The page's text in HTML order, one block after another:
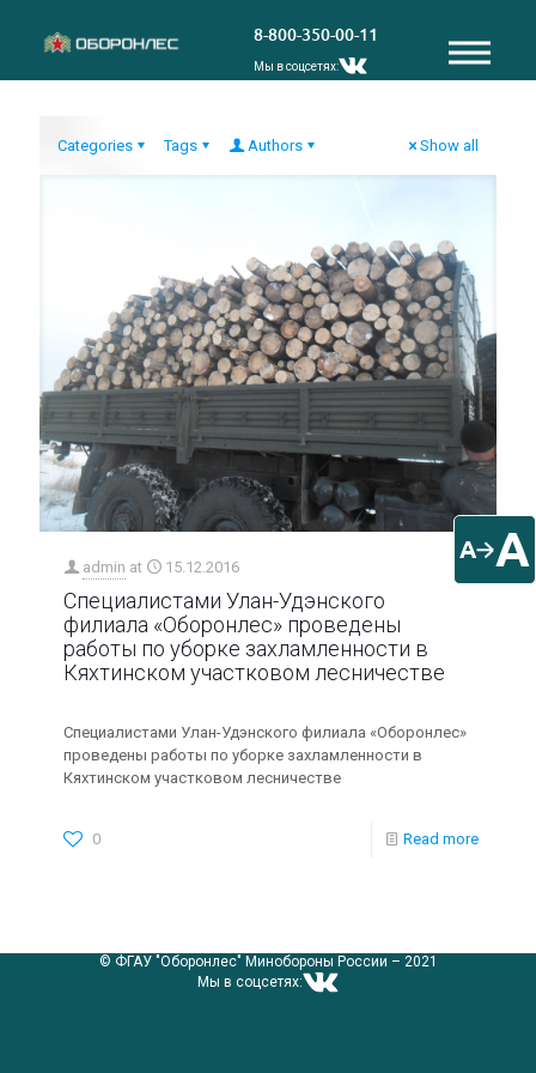
A A
8-800-350-00-11
Мы в соцсетях:
Categories Tags Authors Show all
admin at 15.12.2016
Специалистами Улан-Удэнского
филиала «Оборонлес» проведены
работы по уборке захламленности в
Кяхтинском участковом лесничестве
Специалистами Улан-Удэнского филиала «Оборонлес»
проведены работы по уборке захламленности в
Кяхтинском участковом лесничестве
0 Read more
© ФГАУ "Оборонлес" Минобороны России – 2021
Мы в соцсетях: